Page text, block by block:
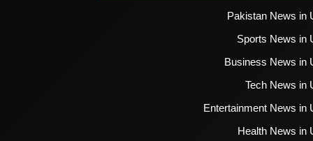
Pakistan News in
Sports News in
Business News in
Tech News in
Entertainment News in
Health News in